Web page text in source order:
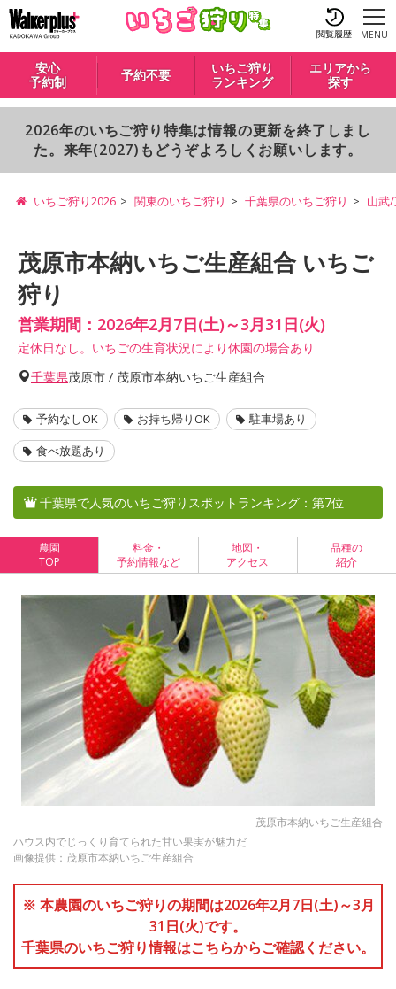
閲覧履歴 MENU
安心
予約制
予約不要
いちご狩り
ランキング
エリアから
探す
2026年のいちご狩り特集は情報の更新を終了しまし
た。来年(2027)もどうぞよろしくお願いします。
いちご狩り2026 関東のいちご狩り 千葉県のいちご狩り 山武
茂原市本納いちご生産組合 いちご
狩り
営業期間：2026年2月7日(土)～3月31日(火)
定休日なし。いちごの生育状況により休園の場合あり
千葉県茂原市 / 茂原市本納いちご生産組合
予約なしOK お持ち帰りOK
駐車場あり
食べ放題あり
千葉県で人気のいちご狩りスポットランキング：第7位
農園
TOP
料金・
予約情報など
地図・
アクセス
品種の
紹介
茂原市本納いちご生産組合
ハウス内でじっくり育てられた甘い果実が魅力だ
画像提供：茂原市本納いちご生産組合
※ 本農園のいちご狩りの期間は2026年2月7日(土)～3月
31日(火)です。
千葉県のいちご狩り情報はこちらからご確認ください。